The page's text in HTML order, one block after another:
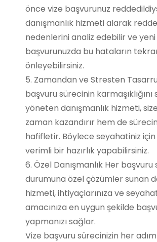
önce vize başvurunuz
danışmanlık hizmeti alarak
nedenlerini analiz edebilir ve yeni
başvurunuzda bu hataların
önleyebilirsiniz.
5. Zamandan ve Stresten
başvuru sürecinin karmaşıklığını
yöneten danışmanlık hizmeti,
zaman kazandırır hem de
hafifletir. Böylece seyahatiniz
verimli bir hazırlık yapabilirsiniz.
6. Özel Danışmanlık Her başvuru
durumuna özel çözümler sunan
hizmeti, ihtiyaçlarınıza ve
amacınıza en uygun şekilde
yapmanızı sağlar.
Vize başvuru sürecinizin her